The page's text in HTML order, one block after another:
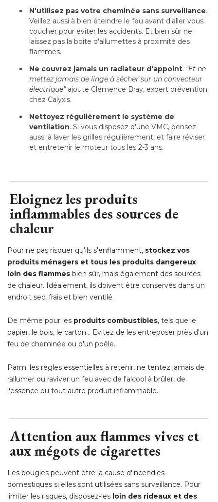
N'utilisez pas votre cheminée sans surveillance.
Veillez aussi à bien éteindre le feu avant d'aller vous
coucher pour éviter les accidents. Et bien sûr ne
laissez pas la boîte d'allumettes à proximité des
flammes.
Ne couvrez jamais un radiateur d'appoint. "Et ne
mettez jamais de linge à sécher sur un convecteur
électrique"ajoute Clémence Bray, expert prévention
chez Calyxis.
Nettoyez régulièrement le système de
ventilation. Si vous disposez d'une VMC, pensez
aussi à laver les grilles régulièrement, et faire réviser
et entretenir le moteur tous les 2-3 ans.
Eloignez les produits
inflammables des sources de
chaleur
Pour ne pas risquer qu'ils s'enflamment, stockez vos
produits ménagers et tous les produits dangereux
loin des flammes bien sûr, mais également des sources
de chaleur. Idéalement, ils doivent être conservés dans un
endroit sec, frais et bien ventilé.
De même pour les produits combustibles, tels que le
papier, le bois, le carton... Evitez de les entreposer près d'un
feu de cheminée ou d'un poêle.
Parmi les règles essentielles à retenir, ne tentez jamais de
rallumer ou raviver un feu avec de l'alcool à brûler, de
l'essence ou tout autre produit inflammable.
Attention aux flammes vives et
aux mégots de cigarettes
Les bougies peuvent être la cause d'incendies
domestiques si elles sont utilisées sans surveillance. Pour
limiter les risques, disposez-les loin des rideaux et des